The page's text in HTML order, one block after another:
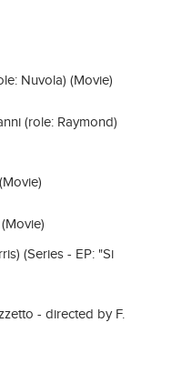
Nuvola) (Movie)
(role: Raymond)
(Series - EP: "Si
- directed by F.